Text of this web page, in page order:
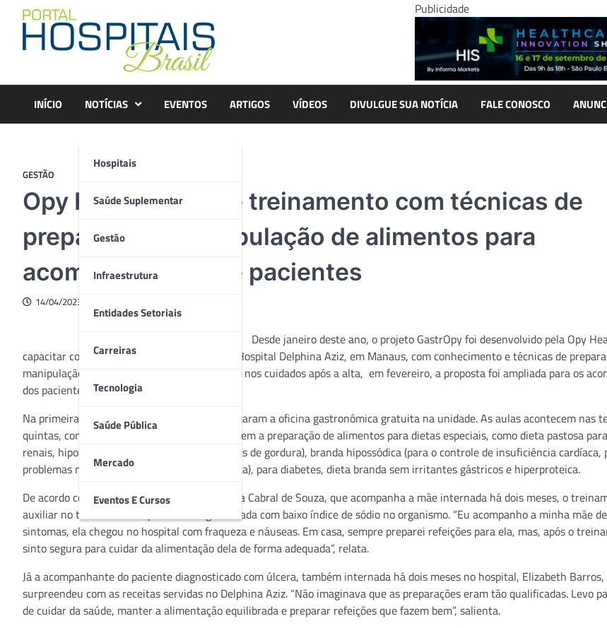
content
Publicidade
INÍCIO NOTÍCIAS
Hospitais
Saúde Suplementar
Gestão
Infraestrutura
Entidades Setoriais
Carreiras
Tecnologia
Saúde Pública
Mercado
Eventos E Cursos
EVENTOS ARTIGOS VÍDEOS DIVULGUE SUA NOTÍCIA FALE CONOSCO
GESTÃO
Opy Health oferece treinamento com técnicas de
preparação e manipulação de alimentos para
acompanhantes de pacientes
14/04/2023
Desde janeiro deste ano, o projeto GastrOpy foi desenvolvido pela Opy
capacitar cozinheiros e chefes de cozinha do Hospital Delphina Aziz, em Manaus, com conhecimento e técnicas de
manipulação de alimentos. Pensando também nos cuidados após a alta, em fevereiro, a proposta foi ampliada para os
dos pacientes do centro hospitalar.
Na primeira edição, cerca de 40 pessoas realizaram a oficina gastronômica gratuita na unidade. As aulas acontecem nas
quintas, com a duração de uma hora e abrangem a preparação de alimentos para dietas especiais, como dieta pastosa
renais, hipolipídica (com quantidades reduzidas de gordura), branda hipossódica (para o controle de insuficiência cardíaca,
problemas no coração e combate à pressão alta), para diabetes, dieta branda sem irritantes gástricos e hiperproteica.
De acordo com a participante Marcia Fernanda Cabral de Souza, que acompanha a mãe internada há dois meses, o
auxiliar no tratamento da paciente diagnosticada com baixo índice de sódio no organismo. “Eu acompanho a minha mãe
sintomas, ela chegou no hospital com fraqueza e náuseas. Em casa, sempre preparei refeições para ela, mas, após o
sinto segura para cuidar da alimentação dela de forma adequada”, relata.
Já a acompanhante do paciente diagnosticado com úlcera, também internada há dois meses no hospital, Elizabeth
surpreendeu com as receitas servidas no Delphina Aziz. “Não imaginava que as preparações eram tão qualificadas. Levo
de cuidar da saúde, manter a alimentação equilibrada e preparar refeições que fazem bem”, salienta.